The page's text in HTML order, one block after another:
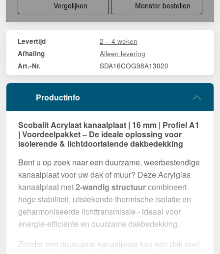
Vergelijken Monster bestellen
Levertijd 2 – 4 weken
Afhaling Alleen levering
Art.-Nr. SDA16COG98A13020
Productinfo
Scobalit Acrylaat kanaalplaat | 16 mm | Profiel A1
| Voordeelpakket – De ideale oplossing voor
isolerende & lichtdoorlatende dakbedekking
Bent u op zoek naar een duurzame, weerbestendige
kanaalplaat voor uw dak of muur? Deze Acrylglas
kanaalplaat met2-wandig structuurcombineert
hoge stabiliteit, uitstekende thermische isolatie en
geharmoniseerde lichttransmissie - ideaal voor
energie-efficiënte en duurzame dakbedekking.
Zonder een duurzame kanaalplaat kan een dak snel